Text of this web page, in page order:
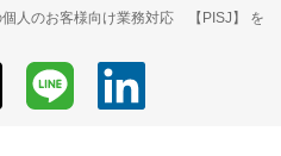
個人のお客様向け業務対応 【PISJ】 を